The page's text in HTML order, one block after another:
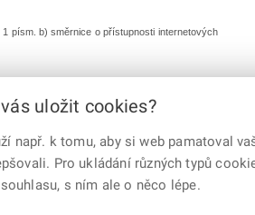
písm. b) směrnice o přístupnosti internetových
vytisknout
e-mailem
uložit cookies?
např. k tomu, aby si web pamatoval
Pro ukládání různých typů
s ním ale o něco lépe.